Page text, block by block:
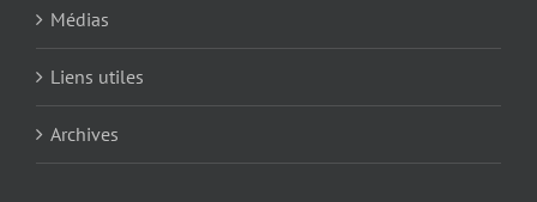
Médias
Liens utiles
Archives